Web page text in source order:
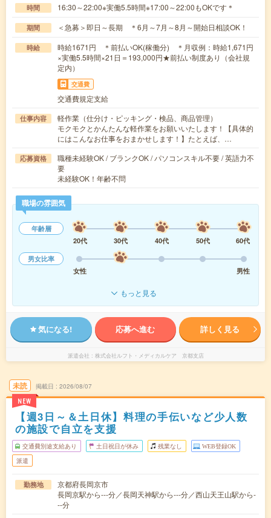
時間 16:30～22:00※実働5.5時間※17:00～22:00もOKです＊
期間 ＜急募＞即日～長期 ＊6月～7月～8月～開始日相談OK！
時給
時給1671円 ＊前払いOK(稼働分) ＊月収例：時給1,671円
×実働5.5時間×21日＝193,000円★前払い制度あり（会社規
定内）
交通費
交通費規定支給
仕事内容
軽作業（仕分け・ピッキング・検品、商品管理）
モクモクとかんたんな軽作業をお願いいたします！【具体的
にはこんなお仕事をおまかせします！】たとえば、…
応募資格
職種未経験OK / ブランクOK / パソコンスキル不要 / 英語力不
要
未経験OK！年齢不問
職場の雰囲気
年齢層
20代
30代 40代 50代
60代
男女比率
女性
男性
もっと見る
気になる! 応募へ進む 詳しく見る
派遣会社 株式会社ルフト・メディカルケア 京都支店
未読
NEW
掲載日 2026/08/07
【週3日～＆土日休】料理の手伝いなど少人数
の施設で自立を支援
交通費別途支給あり 土日祝日が休み 残業なし WEB登録OK
派遣
勤務地
京都府長岡京市
長岡京駅から---分／長岡天神駅から---分／西山天王山駅から-
--分